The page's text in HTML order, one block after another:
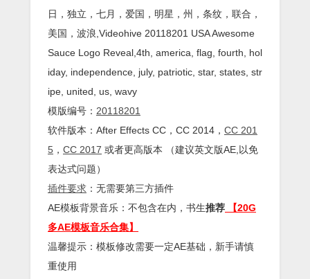
日，独立，七月，爱国，明星，州，条纹，联合，
美国，波浪,Videohive 20118201 USA Awesome
Sauce Logo Reveal,4th, america, flag, fourth, hol
iday, independence, july, patriotic, star, states, str
ipe, united, us, wavy
模版编号： 20118201
软件版本： After Effects CC ，CC 2014， CC 201
5 ， CC 2017 或者更高版本 （建议英文版AE,以免
表达式问题）
插件要求 ：无需要第三方插件
AE模板背景音乐：不包含在内，书生推荐 【20G
多AE模板音乐合集】
温馨提示：模板修改需要一定AE基础，新手请慎
重使用